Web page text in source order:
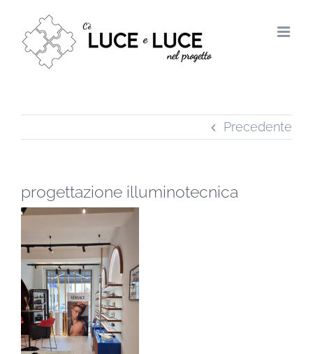
contenuto
Precedente
progettazione illuminotecnica